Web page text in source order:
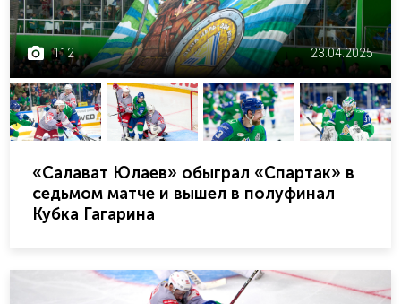
112 23.04.2025
«Салават Юлаев» обыграл «Спартак» в
седьмом матче и вышел в полуфинал
Кубка Гагарина